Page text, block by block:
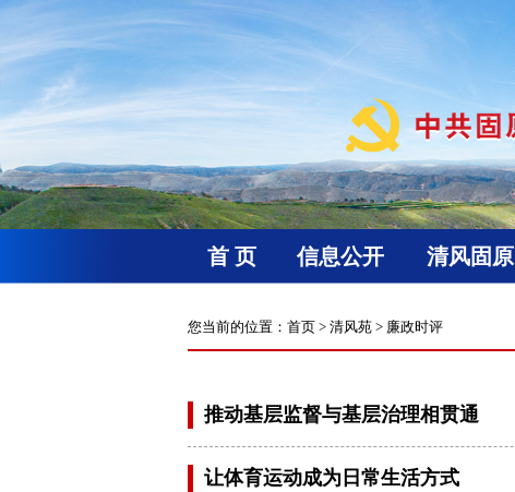
首 页 信息公开 清风固原
您当前的位置： 首页 > 清风苑 > 廉政时评
推动基层监督与基层治理相贯通
让体育运动成为日常生活方式